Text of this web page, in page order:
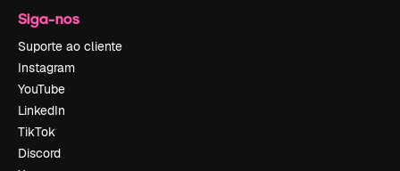
Siga-nos
Suporte ao cliente
Instagram
YouTube
LinkedIn
TikTok
Discord